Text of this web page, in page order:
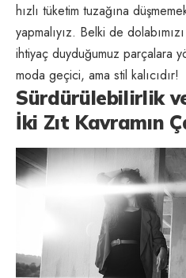
hızlı tüketim tuzağına
yapmalıyız. Belki de
ihtiyaç duyduğumuz parçalara
moda geçici, ama stil kalıcıdır!
Sürdürülebilirlik
İki Zıt Kavramın